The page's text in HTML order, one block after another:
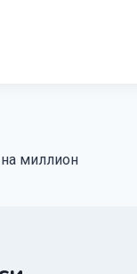
миллион